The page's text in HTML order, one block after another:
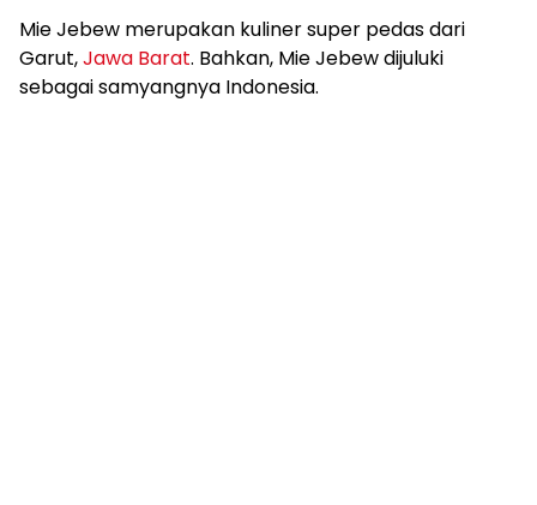
Mie Jebew merupakan kuliner super pedas dari
Garut,Jawa Barat. Bahkan, Mie Jebew dijuluki
sebagai samyangnya Indonesia.